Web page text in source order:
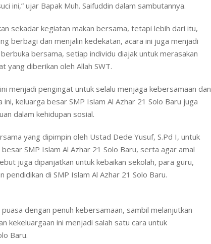
ini,” ujar Bapak Muh. Saifuddin dalam sambutannya.
sekadar kegiatan makan bersama, tetapi lebih dari itu,
berbagi dan menjalin kedekatan, acara ini juga menjadi
bersama, setiap individu diajak untuk merasakan
yang diberikan oleh Allah SWT.
menjadi pengingat untuk selalu menjaga kebersamaan dan
keluarga besar SMP Islam Al Azhar 21 Solo Baru juga
dalam kehidupan sosial.
yang dipimpin oleh Ustad Dede Yusuf, S.Pd I, untuk
SMP Islam Al Azhar 21 Solo Baru, serta agar amal
juga dipanjatkan untuk kebaikan sekolah, para guru,
di SMP Islam Al Azhar 21 Solo Baru.
dengan penuh kebersamaan, sambil melanjutkan
kekeluargaan ini menjadi salah satu cara untuk
Baru.